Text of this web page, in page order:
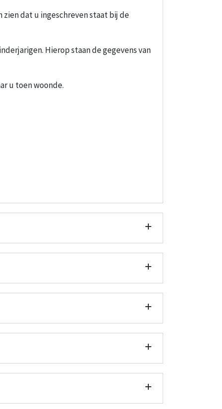
dat u ingeschreven staat bij de
Hierop staan de gegevens van
u toen woonde.